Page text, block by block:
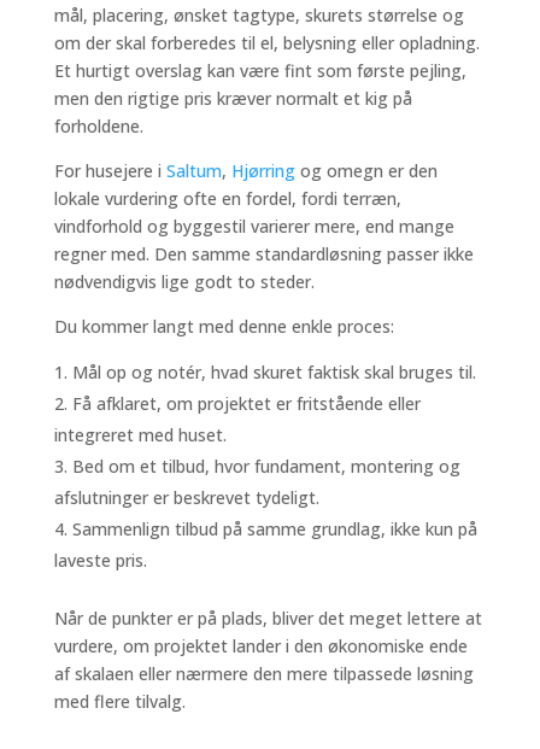
mål, placering, ønsket tagtype, skurets størrelse og
om der skal forberedes til el, belysning eller opladning.
Et hurtigt overslag kan være fint som første pejling,
men den rigtige pris kræver normalt et kig på
forholdene.
For husejere i Saltum, Hjørringog omegn er den
lokale vurdering ofte en fordel, fordi terræn,
vindforhold og byggestil varierer mere, end mange
regner med. Den samme standardløsning passer ikke
nødvendigvis lige godt to steder.
Du kommer langt med denne enkle proces:
Mål op og notér, hvad skuret faktisk skal bruges til.
Få afklaret, om projektet er fritstående eller
integreret med huset.
Bed om et tilbud, hvor fundament, montering og
afslutninger er beskrevet tydeligt.
Sammenlign tilbud på samme grundlag, ikke kun på
laveste pris.
Når de punkter er på plads, bliver det meget lettere at
vurdere, om projektet lander i den økonomiske ende
af skalaen eller nærmere den mere tilpassede løsning
med flere tilvalg.